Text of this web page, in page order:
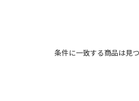
条件に一致する商品は見